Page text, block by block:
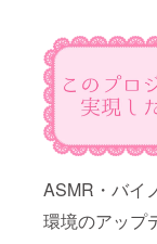
ASMR・バイ
環境のアップ